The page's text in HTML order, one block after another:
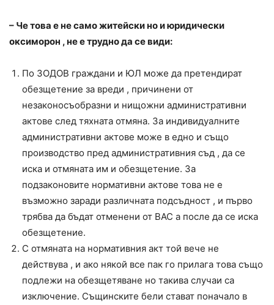
– Че това е не само житейски но и юридически
оксиморон , не е трудно да се види:
По ЗОДОВ граждани и ЮЛ може да претендират
обезщетение за вреди , причинени от
незаконосъобразни и нищожни административни
актове след тяхната отмяна. За индивидуалните
административни актове може в едно и също
производство пред административния съд , да се
иска и отмяната им и обезщетение. За
подзаконовите нормативни актове това не е
възможно заради различната подсъдност , и първо
трябва да бъдат отменени от ВАС а после да се иска
обезщетение.
С отмяната на нормативния акт той вече не
действува , и ако някой все пак го прилага това също
подлежи на обезщетяване но такива случаи са
изключение. Същинските бели стават поначало в